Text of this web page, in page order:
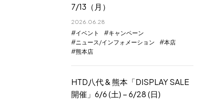
7/13（月）
2026.06.28
イベント
キャンペーン
ニュース/インフォメーション
本店
熊本店
HTD八代 & 熊本「DISPLAY SALE
開催」6/6 (土) – 6/28 (日)